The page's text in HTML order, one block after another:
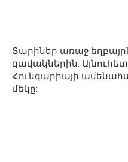
Տարիներ առաջ
զավակներին:
Հունգարիայի
մեկը: